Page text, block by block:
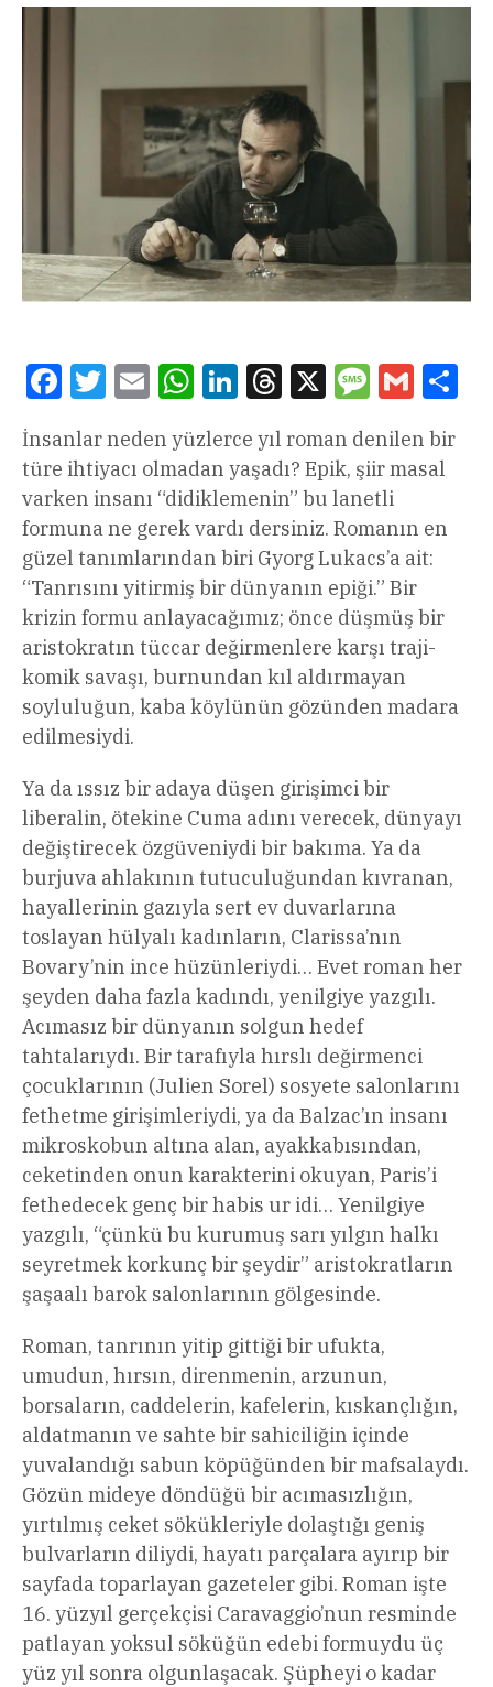
FacebookTwitterEmail WhatsAppLinkedInThreads
X Message
Gmail
İnsanlar neden yüzlerce yıl roman denilen bir
türe ihtiyacı olmadan yaşadı? Epik, şiir masal
varken insanı “didiklemenin” bu lanetli
formuna ne gerek vardı dersiniz. Romanın en
güzel tanımlarından biri Gyorg Lukacs’a ait:
“Tanrısını yitirmiş bir dünyanın epiği.” Bir
krizin formu anlayacağımız; önce düşmüş bir
aristokratın tüccar değirmenlere karşı traji-
komik savaşı, burnundan kıl aldırmayan
soyluluğun, kaba köylünün gözünden madara
edilmesiydi.
Ya da ıssız bir adaya düşen girişimci bir
liberalin, ötekine Cuma adını verecek, dünyayı
değiştirecek özgüveniydi bir bakıma. Ya da
burjuva ahlakının tutuculuğundan kıvranan,
hayallerinin gazıyla sert ev duvarlarına
toslayan hülyalı kadınların, Clarissa’nın
Bovary’nin ince hüzünleriydi… Evet roman her
şeyden daha fazla kadındı, yenilgiye yazgılı.
Acımasız bir dünyanın solgun hedef
tahtalarıydı. Bir tarafıyla hırslı değirmenci
çocuklarının (Julien Sorel) sosyete salonlarını
fethetme girişimleriydi, ya da Balzac’ın insanı
mikroskobun altına alan, ayakkabısından,
ceketinden onun karakterini okuyan, Paris’i
fethedecek genç bir habis ur idi… Yenilgiye
yazgılı, “çünkü bu kurumuş sarı yılgın halkı
seyretmek korkunç bir şeydir” aristokratların
şaşaalı barok salonlarının gölgesinde.
Roman, tanrının yitip gittiği bir ufukta,
umudun, hırsın, direnmenin, arzunun,
borsaların, caddelerin, kafelerin, kıskançlığın,
aldatmanın ve sahte bir sahiciliğin içinde
yuvalandığı sabun köpüğünden bir mafsalaydı.
Gözün mideye döndüğü bir acımasızlığın,
yırtılmış ceket sökükleriyle dolaştığı geniş
bulvarların diliydi, hayatı parçalara ayırıp bir
sayfada toparlayan gazeteler gibi. Roman işte
16. yüzyıl gerçekçisi Caravaggio’nun resminde
patlayan yoksul söküğün edebi formuydu üç
yüz yıl sonra olgunlaşacak. Şüpheyi o kadar